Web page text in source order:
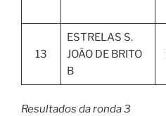
13
ESTRELAS S.
JOÃO DE BRITO
B
Resultados da ronda 3